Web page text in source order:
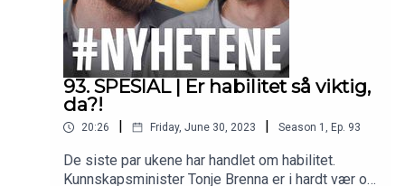
93. SPESIAL | Er habilitet så viktig,
da?!
20:26 Friday, June 30, 2023 Season 1 , Ep. 93
De siste par ukene har handlet om habilitet.
Kunnskapsminister Tonje Brenna er i hardt vær og